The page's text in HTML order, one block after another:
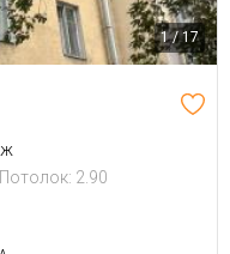
1 / 17
Потолок: 2.90